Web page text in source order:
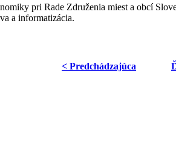
pri Rade Združenia miest a obcí
a informatizácia.
< Predchádzajúca